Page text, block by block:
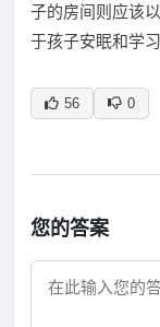
子的房间则应该
于孩子安眠和学习
56 0
您的答案